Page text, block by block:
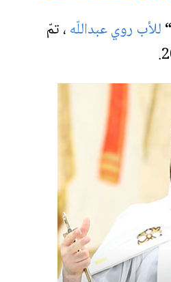
للأب روي عبداللّه، تمّ